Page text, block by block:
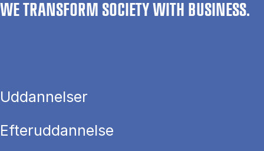
WE TRANSFORM SOCIETY WITH BUSINESS.
Uddannelser
Efteruddannelse